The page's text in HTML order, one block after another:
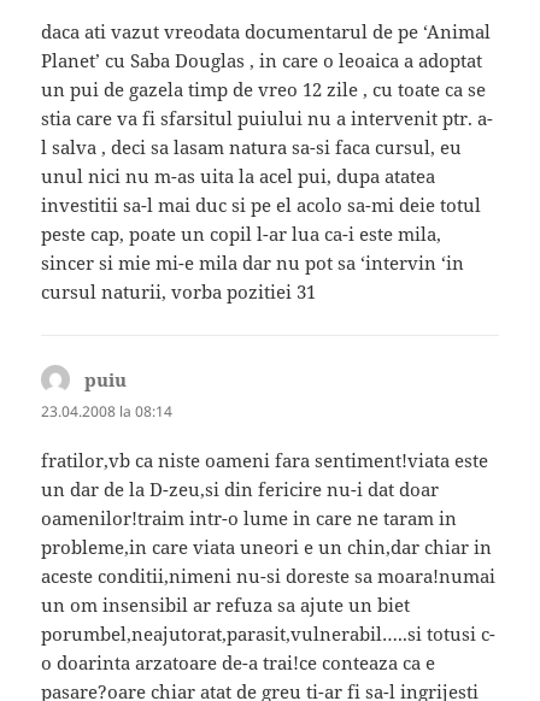
daca ati vazut vreodata documentarul de pe ‘Animal
Planet’ cu Saba Douglas , in care o leoaica a adoptat
un pui de gazela timp de vreo 12 zile , cu toate ca se
stia care va fi sfarsitul puiului nu a intervenit ptr. a-
l salva , deci sa lasam natura sa-si faca cursul, eu
unul nici nu m-as uita la acel pui, dupa atatea
investitii sa-l mai duc si pe el acolo sa-mi deie totul
peste cap, poate un copil l-ar lua ca-i este mila,
sincer si mie mi-e mila dar nu pot sa ‘intervin ‘in
cursul naturii, vorba pozitiei 31
puiu
23.04.2008 la 08:14
fratilor,vb ca niste oameni fara sentiment!viata este
un dar de la D-zeu,si din fericire nu-i dat doar
oamenilor!traim intr-o lume in care ne taram in
probleme,in care viata uneori e un chin,dar chiar in
aceste conditii,nimeni nu-si doreste sa moara!numai
un om insensibil ar refuza sa ajute un biet
porumbel,neajutorat,parasit,vulnerabil…..si totusi c-
o doarinta arzatoare de-a trai!ce conteaza ca e
pasare?oare chiar atat de greu ti-ar fi sa-l ingrijesti